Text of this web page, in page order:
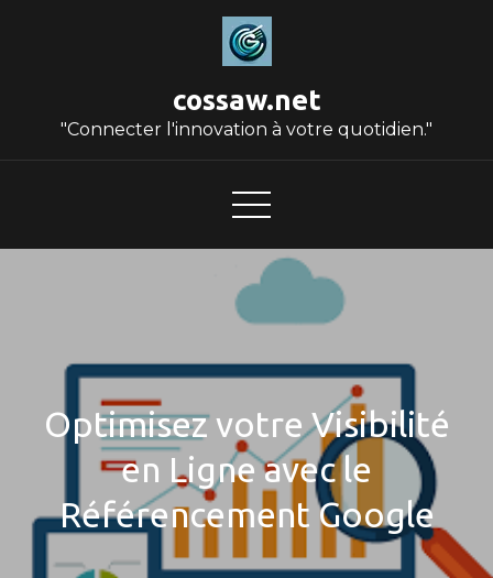
cossaw.net
"Connecter l'innovation à votre quotidien."
Optimisez votre Visibilité
en Ligne avec le
Référencement Google